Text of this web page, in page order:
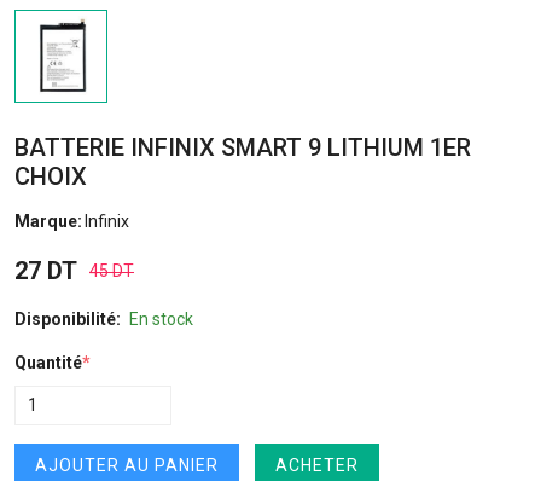
BATTERIE INFINIX SMART 9 LITHIUM 1ER
CHOIX
Marque: Infinix
27 DT 45 DT
Disponibilité: En stock
Quantité*
AJOUTER AU PANIER ACHETER